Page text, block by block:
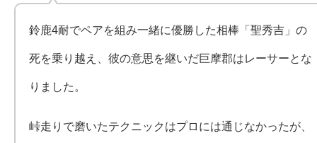
鈴鹿4耐でペアを組み一緒に優勝した相棒「聖秀吉」の
死を乗り越え、彼の意思を継いだ巨摩郡はレーサーとな
りました。
峠走りで磨いたテクニックはプロには通じなかったが、